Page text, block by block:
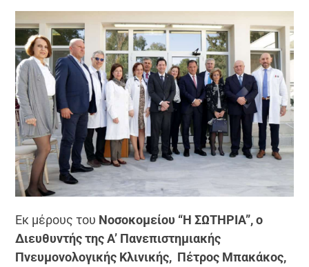
Εκ μέρους του Νοσοκομείου “Η ΣΩΤΗΡΙΑ”, ο
Διευθυντής της Α’ Πανεπιστημιακής
Πνευμονολογικής Κλινικής, Πέτρος Μπακάκος,